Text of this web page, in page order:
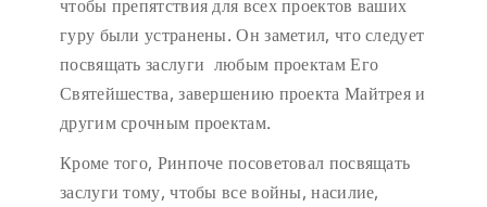
чтобы препятствия для всех проектов ваших
гуру были устранены. Он заметил, что следует
посвящать заслуги любым проектам Его
Святейшества, завершению проекта Майтрея и
другим срочным проектам.
Кроме того, Ринпоче посоветовал посвящать
заслуги тому, чтобы все войны, насилие,